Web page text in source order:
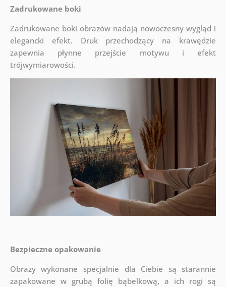
Zadrukowane boki
Zadrukowane boki obrazów nadają nowoczesny wygląd i
elegancki efekt. Druk przechodzący na krawędzie
zapewnia płynne przejście motywu i efekt
trójwymiarowości.
Bezpieczne opakowanie
Obrazy wykonane specjalnie dla Ciebie są starannie
zapakowane w grubą folię bąbelkową, a ich rogi są